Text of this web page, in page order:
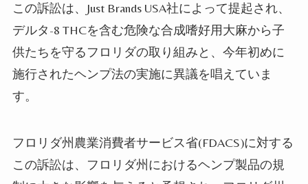
この訴訟は、Just Brands USA社によって提起され、
デルタ-8 THCを含む危険な合成嗜好用大麻から子
供たちを守るフロリダの取り組みと、今年初めに
施行されたヘンプ法の実施に異議を唱えていま
す。
フロリダ州農業消費者サービス省(FDACS)に対する
この訴訟は、フロリダ州におけるヘンプ製品の規